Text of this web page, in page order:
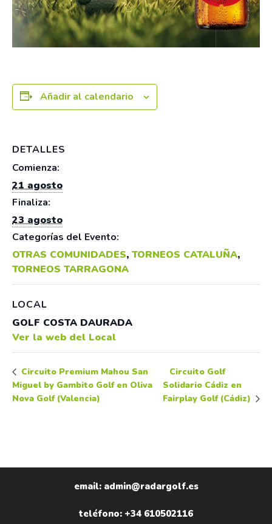
Añadir al calendario
DETALLES
Comienza:
21 agosto
Finaliza:
23 agosto
Categorías del Evento:
OTRAS COMUNIDADES, TORNEOS CATALUÑA,
TORNEOS TARRAGONA
LOCAL
GOLF COSTA DAURADA
Ver la web del Local
Circuito Premium Mahou San
Miguel by Gambito Golf en Oliva
Nova Golf (Valencia)
Circuito Golf
Solidario Cádiz en
Fairplay Golf (Cádiz)
email: admin@radargolf.es
teléfono: +34 610502116